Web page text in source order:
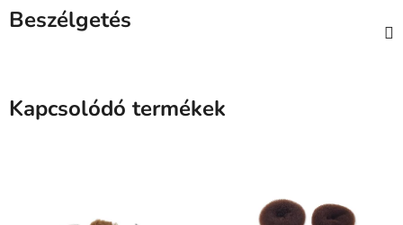
Beszélgetés
Kapcsolódó termékek